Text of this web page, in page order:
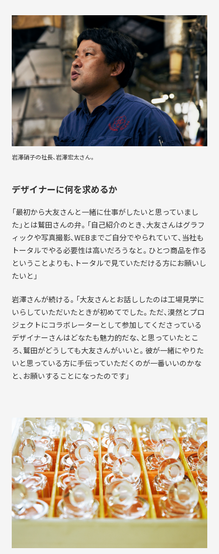
岩澤硝子の社長、岩澤宏太さん。
デザイナーに何を求めるか
「最初から大友さんと一緒に仕事がしたいと思っていまし
た」とは鷲田さんの弁。「自己紹介のとき、大友さんはグラフ
ィックや写真撮影、WEBまでご自分でやられていて、当社も
トータルでやる必要性は高いだろうなと。ひとつ商品を作る
ということよりも、トータルで見ていただける方にお願いし
たいと」
岩澤さんが続ける。「大友さんとお話ししたのは工場見学に
いらしていただいたときが初めてでした。ただ、漠然とプロ
ジェクトにコラボレーターとして参加してくださっている
デザイナーさんはどなたも魅力的だな、と思っていたとこ
ろ、鷲田がどうしても大友さんがいいと。彼が一緒にやりた
いと思っている方に手伝っていただくのが一番いいのかな
と、お願いすることになったのです」